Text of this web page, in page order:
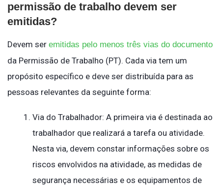
permissão de trabalho devem ser
emitidas?
Devem ser emitidas pelo menos três vias do documento
da Permissão de Trabalho (PT). Cada via tem um
propósito específico e deve ser distribuída para as
pessoas relevantes da seguinte forma:
Via do Trabalhador: A primeira via é destinada ao
trabalhador que realizará a tarefa ou atividade.
Nesta via, devem constar informações sobre os
riscos envolvidos na atividade, as medidas de
segurança necessárias e os equipamentos de